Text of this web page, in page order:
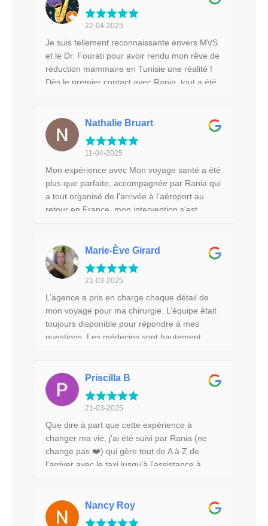
bloc au top et très attentionnée et je sais de
quoi je parle en tant que soignante les locaux
personnel très à l'écoute de l'infirmière, à
l'aide soignante en passant par l'ash ! Je
recommande vivement mon voyage santé et
la clinique carthage pour leur
22-04-2025
Je suis tellement reconnaissante envers MVS
et le Dr. Fourati pour avoir rendu mon rêve de
réduction mammaire en Tunisie une réalité !
Dès le premier contact avec Rania, tout a été
équipe d’infirmières attentionnée. La
rencontre avec le Dr. Fourati m'a
immédiatement mise en confiance de par sa
est incroyable et a changé ma vie de manière
significative. Du début à la fin, mon parcours a
été parfait. Je recommande vivement leur
professionnalisme si vous envisagez un tel
Nathalie Bruart
11-04-2025
Mon expérience avec Mon voyage santé a été
plus que parfaite, accompagnée par Rania qui
a tout organisé de l'arrivée à l'aéroport au
retour en France, mon intervention s'est
moi, avec le Dr Soussi, merveilleuse
chirurgienne, qui a fait un travail remarquable,
je conseille vivement de faire appel à Mon
Tunisie.
Marie-Ève Girard
21-03-2025
L’agence a pris en charge chaque détail de
mon voyage pour ma chirurgie. L’équipe était
toujours disponible pour répondre à mes
questions. Les médecins sont hautement
entre de bonnes mains. Je n’ai eu que de
bons commentaires sur le résultat et l’aspect
des sutures. Je recommande vivement à toute
et bien organisée !
Priscilla B
21-03-2025
Que dire à part que cette expérience à
changer ma vie, j'ai été suivi par Rania (ne
change pas ❤️) qui gère tout de A à Z de
l'arriver avec le taxi jusqu'à l'assistance à
le Dr Kallel qui est très gentil, dispo quand on
a des questions et très rassurant. Le
Nancy Roy